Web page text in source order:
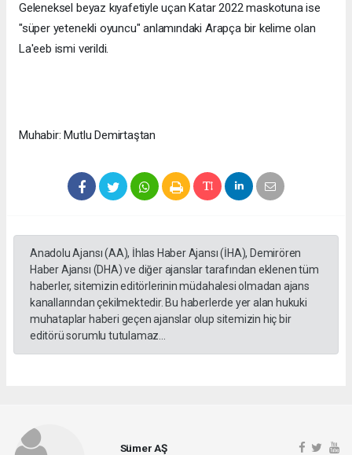
Geleneksel beyaz kıyafetiyle uçan Katar 2022 maskotuna ise
"süper yetenekli oyuncu" anlamındaki Arapça bir kelime olan
La'eeb ismi verildi.
Muhabir: Mutlu Demirtaştan
Anadolu Ajansı (AA), İhlas Haber Ajansı (İHA), Demirören
Haber Ajansı (DHA) ve diğer ajanslar tarafından eklenen tüm
haberler, sitemizin editörlerinin müdahalesi olmadan ajans
kanallarından çekilmektedir. Bu haberlerde yer alan hukuki
muhataplar haberi geçen ajanslar olup sitemizin hiç bir
editörü sorumlu tutulamaz...
Sümer AŞ